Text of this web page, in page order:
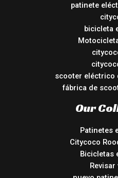
patinete
bicicleta
scooter eléctrico
fábrica de
Our
Patinetes
Citycoco
Bicicletas